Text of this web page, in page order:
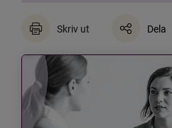
Skriv ut Dela